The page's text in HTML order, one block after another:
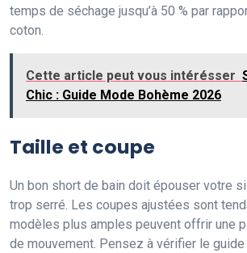
temps de séchage jusqu’à 50 % par
coton.
Cette article peut vous intérésser
Chic : Guide Mode Bohème 2026
Taille et coupe
Un bon short de bain doit épouser votre
trop serré. Les coupes ajustées sont
modèles plus amples peuvent offrir une
de mouvement. Pensez à vérifier le